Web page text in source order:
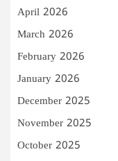
April 2026
March 2026
February 2026
January 2026
December 2025
November 2025
October 2025